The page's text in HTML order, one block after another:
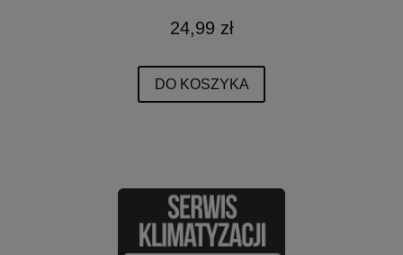
24,99 zł
DO KOSZYKA